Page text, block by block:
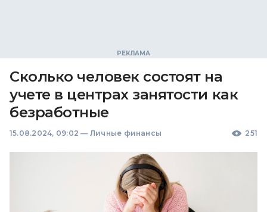
Сколько человек состоят на
учете в центрах занятости как
безработные
15.08.2024, 09:02 — Личные финансы 251